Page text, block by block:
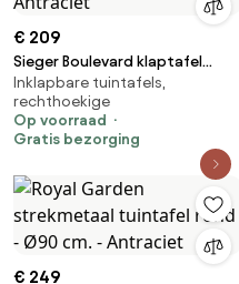
€ 209
Sieger Boulevard klaptafel
70x115 cm. - Antraciet
Inklapbare tuintafels,
rechthoekige
Op voorraad
Gratis bezorging
€ 249